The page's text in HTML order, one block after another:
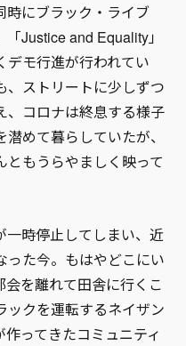
時にブラック・ライブ
Justice and Equality」
デモ行進が行われてい
、ストリートに少しずつ
、コロナは終息する様子
めて暮らしていたが、
もうらやましく映って
一時停止してしまい、近
った今。もはやどこにい
を離れて田舎に行くこ
ックを運転するネイザン
ってきたコミュニティ